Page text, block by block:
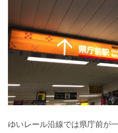
ゆいレール沿線では県庁前が